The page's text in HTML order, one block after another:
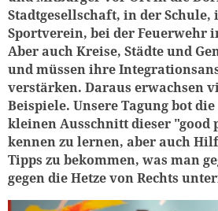
Stadtgesellschaft, in der
Sportverein, bei der Feuerwehr
Aber auch Kreise, Städte und
und müssen ihre
verstärken. Daraus erwachsen
Beispiele. Unsere Tagung bot
kleinen Ausschnitt dieser "good
kennen zu lernen, aber auch
Tipps zu bekommen, was man
gegen die Hetze von Rechts